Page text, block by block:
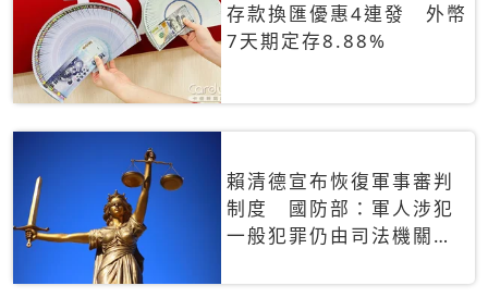
存款換匯優惠4連發 外幣
7天期定存8.88%
賴清德宣布恢復軍事審判
制度 國防部：軍人涉犯
一般犯罪仍由司法機關辦